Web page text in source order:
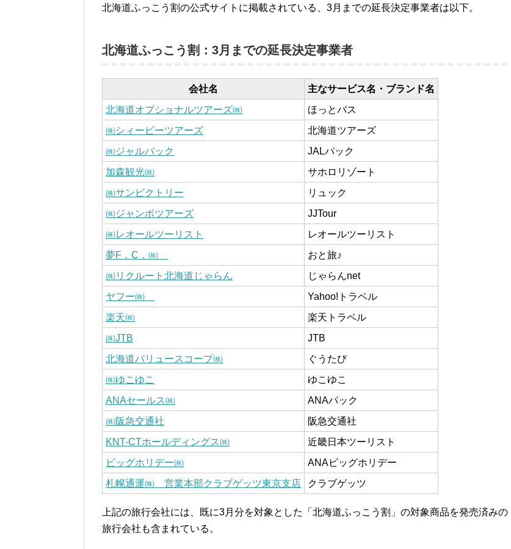
北海道ふっこう割の公式サイトに掲載されている、3月までの延長決定事業者は以下。
北海道ふっこう割：3月までの延長決定事業者
会社名
主なサービス名・ブランド名
北海道オプショナルツアーズ㈱
ほっとバス
㈱シィービーツアーズ
北海道ツアーズ
㈱ジャルパック
JALパック
加森観光㈱
サホロリゾート
㈱サンビクトリー
リュック
㈱ジャンボツアーズ
JJTour
㈱レオールツーリスト
レオールツーリスト
夢F．C．㈱
おと旅♪
㈱リクルート北海道じゃらん
じゃらんnet
ヤフー㈱
Yahoo!トラベル
楽天㈱
楽天トラベル
㈱JTB
JTB
北海道バリュースコープ㈱
ぐうたび
㈱ゆこゆこ
ゆこゆこ
ANAセールス㈱
ANAパック
㈱阪急交通社
阪急交通社
KNT-CTホールディングス㈱
近畿日本ツーリスト
ビッグホリデー㈱
ANAビッグホリデー
札幌通運㈱ 営業本部クラブゲッツ東京支店
クラブゲッツ
上記の旅行会社には、既に3月分を対象とした「北海道ふっこう割」の対象商品を発売済みの
旅行会社も含まれている。